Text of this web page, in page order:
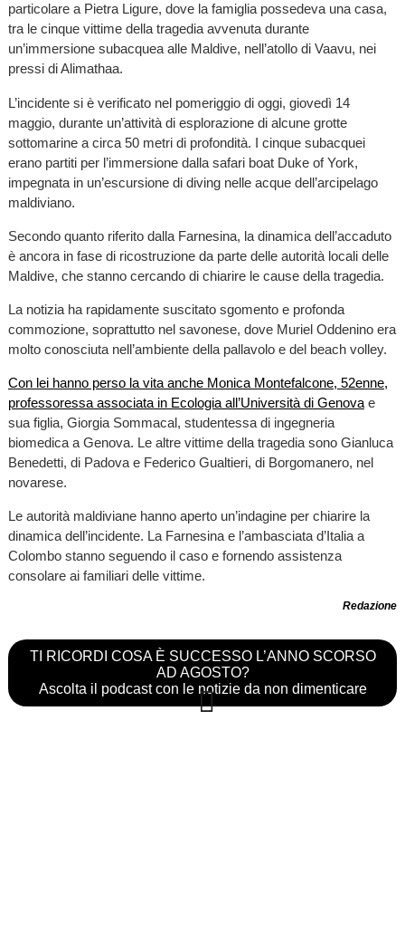
particolare a Pietra Ligure, dove la famiglia possedeva una casa,
tra le cinque vittime della tragedia avvenuta durante
un’immersione subacquea alle Maldive, nell’atollo di Vaavu, nei
pressi di Alimathaa.
L’incidente si è verificato nel pomeriggio di oggi, giovedì 14
maggio, durante un’attività di esplorazione di alcune grotte
sottomarine a circa 50 metri di profondità. I cinque subacquei
erano partiti per l’immersione dalla safari boat Duke of York,
impegnata in un’escursione di diving nelle acque dell’arcipelago
maldiviano.
Secondo quanto riferito dalla Farnesina, la dinamica dell’accaduto
è ancora in fase di ricostruzione da parte delle autorità locali delle
Maldive, che stanno cercando di chiarire le cause della tragedia.
La notizia ha rapidamente suscitato sgomento e profonda
commozione, soprattutto nel savonese, dove Muriel Oddenino era
molto conosciuta nell’ambiente della pallavolo e del beach volley.
Con lei hanno perso la vita anche Monica Montefalcone, 52enne,
professoressa associata in Ecologia all’Università di Genovae
sua figlia, Giorgia Sommacal, studentessa di ingegneria
biomedica a Genova. Le altre vittime della tragedia sono Gianluca
Benedetti, di Padova e Federico Gualtieri, di Borgomanero, nel
novarese.
Le autorità maldiviane hanno aperto un’indagine per chiarire la
dinamica dell’incidente. La Farnesina e l’ambasciata d’Italia a
Colombo stanno seguendo il caso e fornendo assistenza
consolare ai familiari delle vittime.
Redazione
TI RICORDI COSA È SUCCESSO L’ANNO SCORSO
AD AGOSTO?
Ascolta il podcast con le notizie da non dimenticare